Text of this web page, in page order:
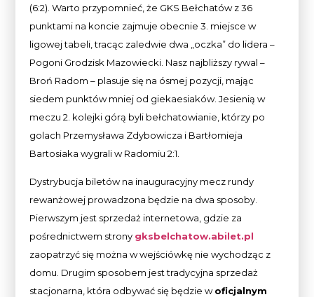
(6:2). Warto przypomnieć, że GKS Bełchatów z 36
punktami na koncie zajmuje obecnie 3. miejsce w
ligowej tabeli, tracąc zaledwie dwa „oczka” do lidera –
Pogoni Grodzisk Mazowiecki. Nasz najbliższy rywal –
Broń Radom – plasuje się na ósmej pozycji, mając
siedem punktów mniej od giekaesiaków. Jesienią w
meczu 2. kolejki górą byli bełchatowianie, którzy po
golach Przemysława Zdybowicza i Bartłomieja
Bartosiaka wygrali w Radomiu 2:1.
Dystrybucja biletów na inauguracyjny mecz rundy
rewanżowej prowadzona będzie na dwa sposoby.
Pierwszym jest sprzedaż internetowa, gdzie za
pośrednictwem strony gksbelchatow.abilet.pl
zaopatrzyć się można w wejściówkę nie wychodząc z
domu. Drugim sposobem jest tradycyjna sprzedaż
stacjonarna, która odbywać się będzie woficjalnym